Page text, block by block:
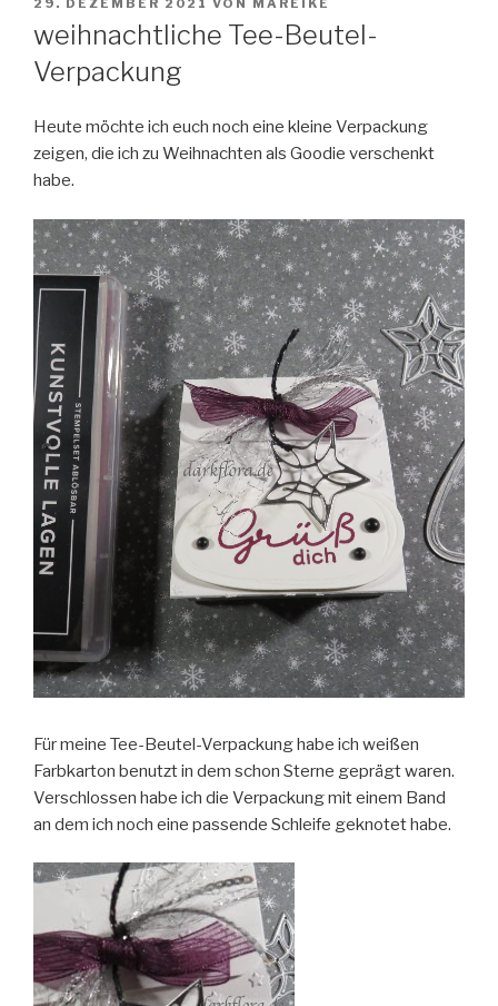
29. DEZEMBER 2021 VON MAREIKE
weihnachtliche Tee-Beutel-
Verpackung
Heute möchte ich euch noch eine kleine Verpackung
zeigen, die ich zu Weihnachten als Goodie verschenkt
habe.
Für meine Tee-Beutel-Verpackung habe ich weißen
Farbkarton benutzt in dem schon Sterne geprägt waren.
Verschlossen habe ich die Verpackung mit einem Band
an dem ich noch eine passende Schleife geknotet habe.